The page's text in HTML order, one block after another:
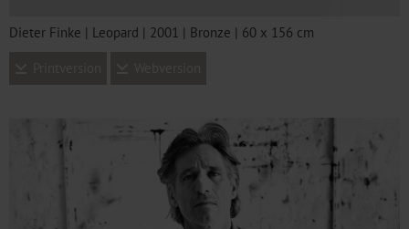
Dieter Finke | Leopard | 2001 | Bronze | 60 x 156 cm